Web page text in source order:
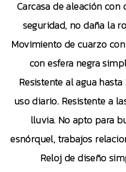
Carcasa de aleación con
seguridad, no daña la
Movimiento de cuarzo
con esfera negra
Resistente al agua
uso diario. Resistente a
lluvia. No apto para
esnórquel, trabajos
Reloj de diseño